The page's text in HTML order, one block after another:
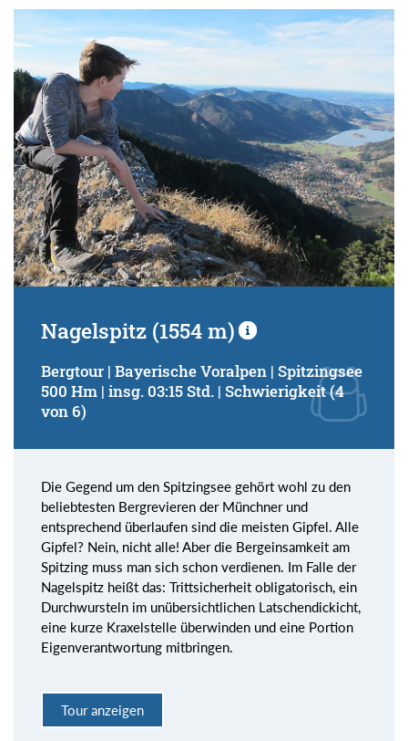
Nagelspitz (1554 m)
Bergtour | Bayerische Voralpen | Spitzingsee
500 Hm | insg. 03:15 Std. | Schwierigkeit (4
von 6)
Die Gegend um den Spitzingsee gehört wohl zu den
beliebtesten Bergrevieren der Münchner und
entsprechend überlaufen sind die meisten Gipfel. Alle
Gipfel? Nein, nicht alle! Aber die Bergeinsamkeit am
Spitzing muss man sich schon verdienen. Im Falle der
Nagelspitz heißt das: Trittsicherheit obligatorisch, ein
Durchwursteln im unübersichtlichen Latschendickicht,
eine kurze Kraxelstelle überwinden und eine Portion
Eigenverantwortung mitbringen.
Tour anzeigen